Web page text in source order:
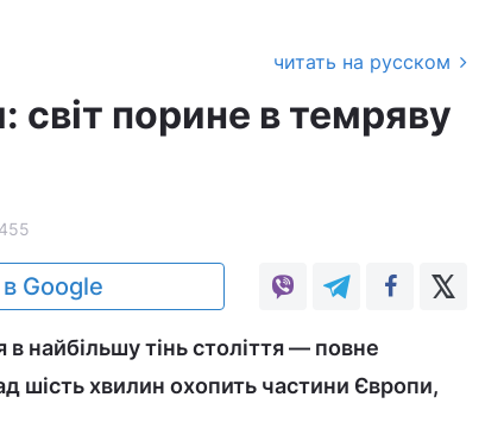
читать на русском
світ порине в темряву
Google
найбільшу тінь століття — повне
шість хвилин охопить частини Європи,